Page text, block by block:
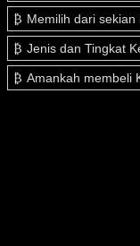
Memilih dari sekian
Jenis dan Tingkat
Amankah membeli